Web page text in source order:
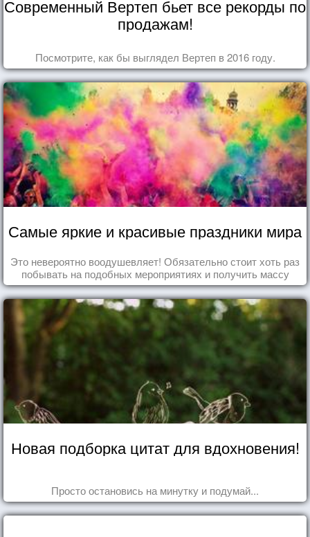
Современный Вертеп бьет все рекорды по
продажам!
Посмотрите, как бы выглядел Вертеп в 2016 году.
Самые яркие и красивые праздники мира
Это невероятно воодушевляет! Обязательно стоит хоть раз
побывать на подобных мероприятиях и получить массу
впечатлений!
Новая подборка цитат для вдохновения!
Просто остановись на минутку и подумай...